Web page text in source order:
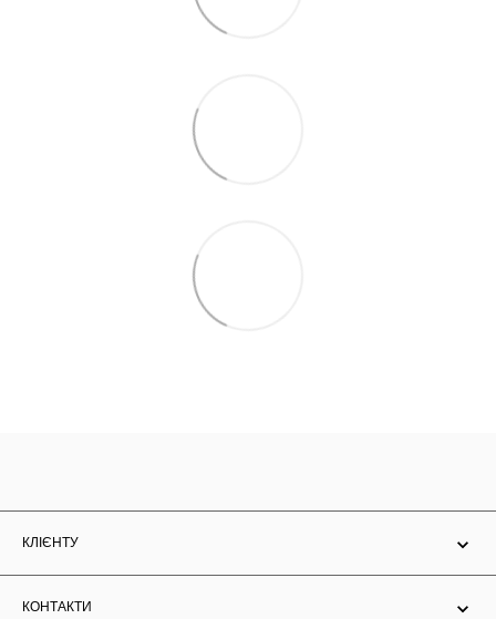
КЛІЄНТУ
КОНТАКТИ